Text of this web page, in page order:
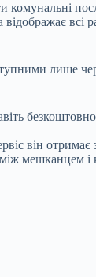
всі
лише
він
мешканцем